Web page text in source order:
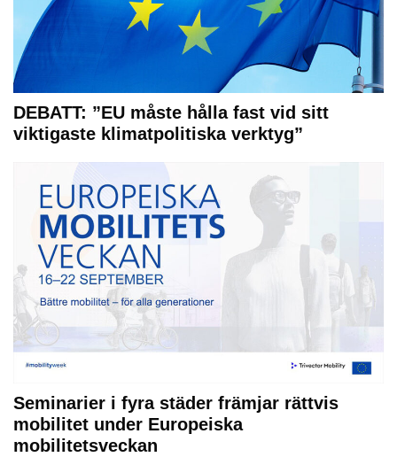
DEBATT: ”EU måste hålla fast vid sitt
viktigaste klimatpolitiska verktyg”
Seminarier i fyra städer främjar rättvis
mobilitet under Europeiska
mobilitetsveckan